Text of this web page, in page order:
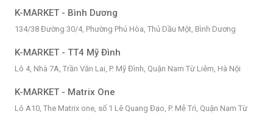
K-MARKET - Bình Dương
134/38 Đường 30/4, Phường Phú Hòa, Thủ Dầu Một, Bình Dương
K-MARKET - TT4 Mỹ Đình
Lô 4, Nhà 7A, Trần Văn Lai, P. Mỹ Đình, Quận Nam Từ Liêm, Hà Nội
K-MARKET - Matrix One
Lô A10, The Matrix one, số 1 Lê Quang Đạo, P. Mễ Trì, Quận Nam Từ